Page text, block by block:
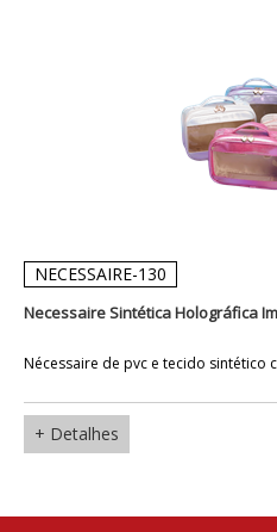
NECESSAIRE-130
Necessaire Sintética Holográfica
Nécessaire de pvc e tecido sintético
+ Detalhes